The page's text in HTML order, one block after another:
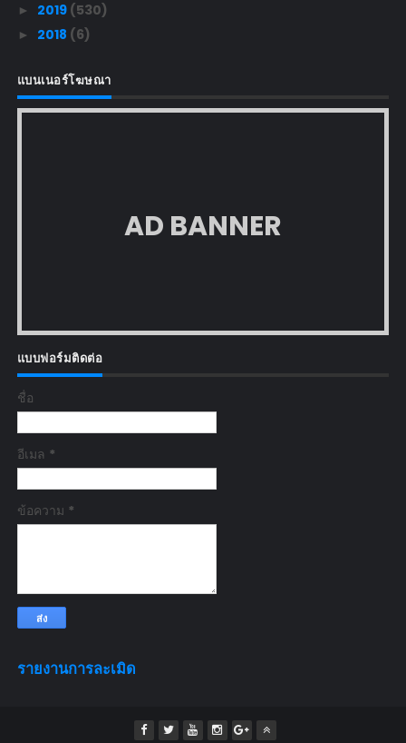
► 2019 (530)
► 2018 (6)
แบนเนอร์โฆษณา
AD BANNER
แบบฟอร์มติดต่อ
ชื่อ
อีเมล *
ข้อความ *
รายงานการละเมิด